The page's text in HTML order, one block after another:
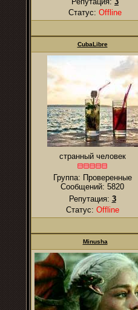
Статус: Offline
CubaLibre
странный человек
Группа: Проверенные
Сообщений: 5820
Репутация: 3
Статус: Offline
Minusha